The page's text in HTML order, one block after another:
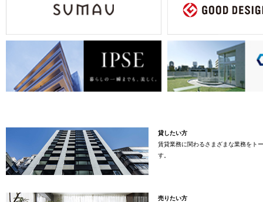
貸したい方
賃貸業務に関わるさまざまな業務をト
す。
売りたい方